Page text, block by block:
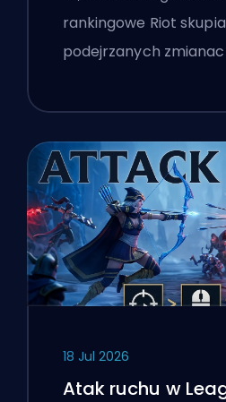
rankingowe Riot
podejrzanych
18 Jul 2026
Atak ruchu w